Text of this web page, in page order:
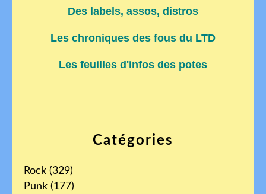
Catégories
Rock (329)
Punk (177)
Des labels, assos, distros
Les chroniques des fous du LTD
Les feuilles d'infos des potes